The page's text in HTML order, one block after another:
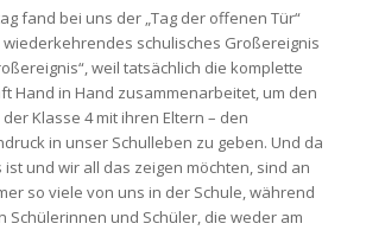
fand bei uns der „Tag der offenen Tür“
wiederkehrendes schulisches Großereignis
weil tatsächlich die komplette
Hand in Hand zusammenarbeitet, um den
Klasse 4 mit ihren Eltern – den
in unser Schulleben zu geben. Und da
ist und wir all das zeigen möchten, sind an
so viele von uns in der Schule, während
Schülerinnen und Schüler, die weder am